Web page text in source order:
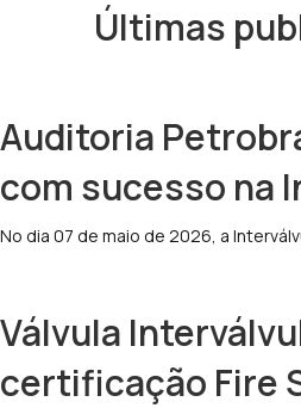
Últimas
Auditoria
com sucesso na
No dia 07 de maio de 2026, a
Válvula
certificação Fire